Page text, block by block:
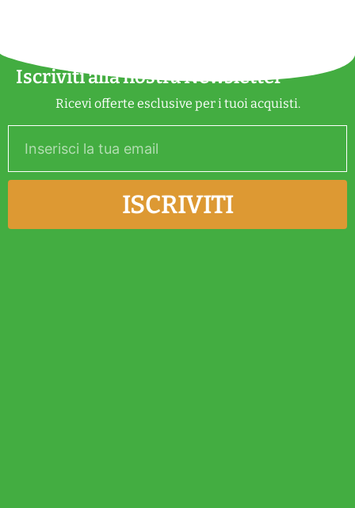
Iscriviti alla nostra Newsletter
Ricevi offerte esclusive per i tuoi acquisti.
ISCRIVITI